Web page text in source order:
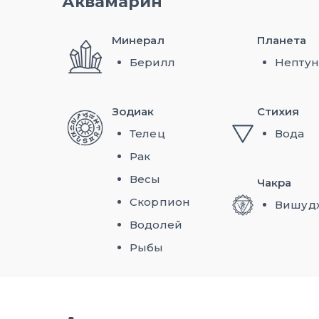
Минерал
Берилл
Зодиак
Телец
Рак
Весы
Скорпион
Водолей
Рыбы
Планета
Нептун
Стихия
Вода
Чакра